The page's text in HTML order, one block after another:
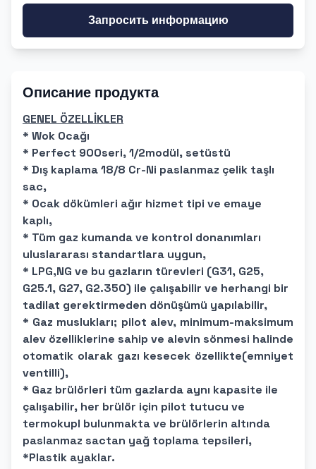
Запросить информацию
Описание продукта
GENEL ÖZELLİKLER
* Wok Ocağı
* Perfect 900seri, 1/2modül, setüstü
* Dış kaplama 18/8 Cr-Ni paslanmaz çelik taşlı
sac,
* Ocak dökümleri ağır hizmet tipi ve emaye
kaplı,
* Tüm gaz kumanda ve kontrol donanımları
uluslararası standartlara uygun,
* LPG,NG ve bu gazların türevleri (G31, G25,
G25.1, G27, G2.350) ile çalışabilir ve herhangi bir
tadilat gerektirmeden dönüşümü yapılabilir,
* Gaz muslukları; pilot alev, minimum-maksimum
alev özelliklerine sahip ve alevin sönmesi halinde
otomatik olarak gazı kesecek özellikte(emniyet
ventilli),
* Gaz brülörleri tüm gazlarda aynı kapasite ile
çalışabilir, her brülör için pilot tutucu ve
termokupl bulunmakta ve brülörlerin altında
paslanmaz sactan yağ toplama tepsileri,
*Plastik ayaklar.